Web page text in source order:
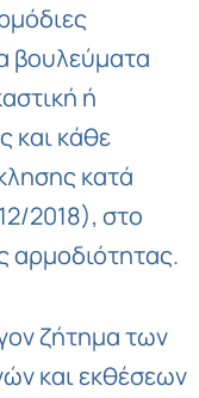
βουλεύματα
ή
και κάθε
κατά
2018), στο
αρμοδιότητας.
ζήτημα των
και εκθέσεων